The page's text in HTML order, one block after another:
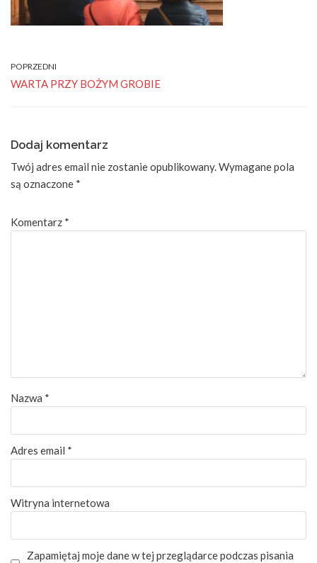
POPRZEDNI
WARTA PRZY BOŻYM GROBIE
Dodaj komentarz
Twój adres email nie zostanie opublikowany.Wymagane pola
są oznaczone *
Komentarz *
Nazwa *
Adres email *
Witryna internetowa
Zapamiętaj moje dane w tej przeglądarce podczas pisania